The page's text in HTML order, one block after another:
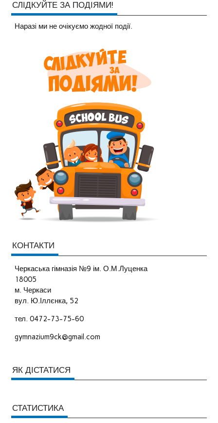
СЛІДКУЙТЕ ЗА ПОДІЯМИ!
Наразi ми не очiкуємо жодної події.
КОНТАКТИ
Черкаська гімназія №9 ім. О.М.Луценка
18005
м. Черкаси
вул. Ю.Іллєнка, 52
тел. 0472-73-75-60
gymnazium9ck@gmail.com
ЯК ДІСТАТИСЯ
СТАТИСТИКА